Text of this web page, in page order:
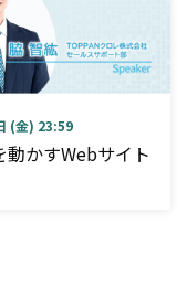
(金) 23:59
かすWebサイト